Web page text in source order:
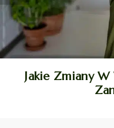
Jakie Zmiany